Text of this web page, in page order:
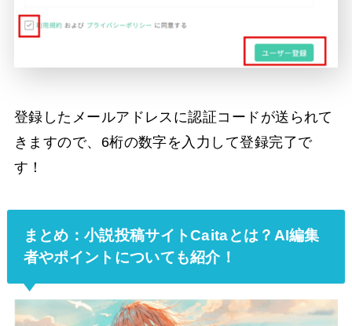
登録したメールアドレスに認証コードが送られて
きますので、6桁の数字を入力して登録完了で
す！
まとめ：小説投稿サイトCaitaとは？AI編集
者やポイントについても紹介！